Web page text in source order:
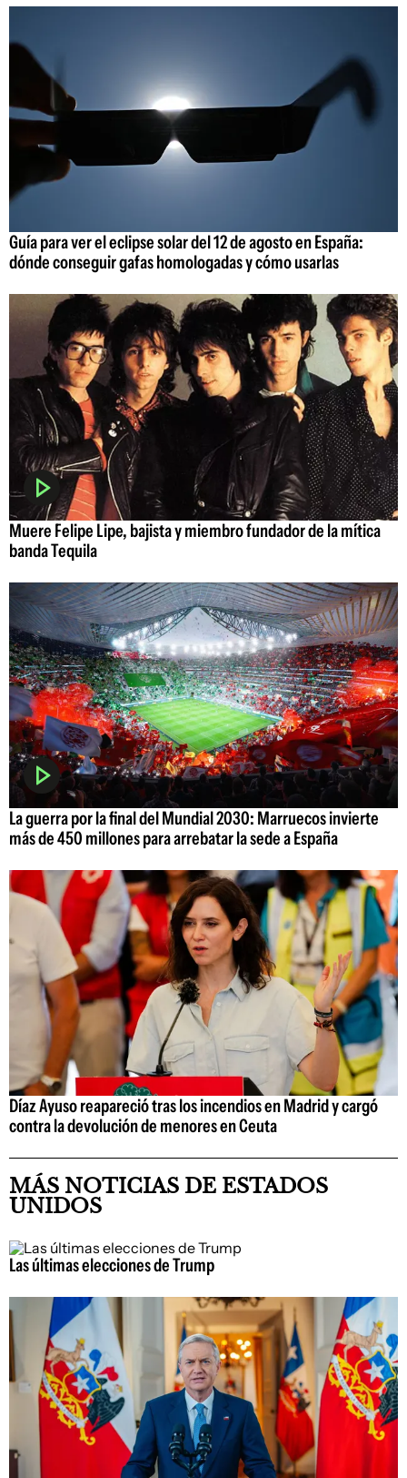
Guía para ver el eclipse solar del 12 de agosto en España:
dónde conseguir gafas homologadas y cómo usarlas
Muere Felipe Lipe, bajista y miembro fundador de la mítica
banda Tequila
La guerra por la final del Mundial 2030: Marruecos invierte
más de 450 millones para arrebatar la sede a España
Díaz Ayuso reapareció tras los incendios en Madrid y cargó
contra la devolución de menores en Ceuta
MÁS NOTICIAS DE ESTADOS
UNIDOS
Las últimas elecciones de Trump